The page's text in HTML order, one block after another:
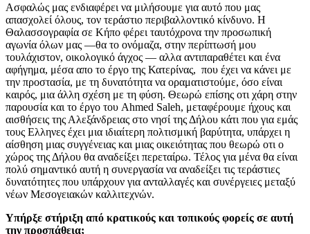
Ασφαλώς μας ενδιαφέρει να μιλήσουμε για αυτό που μας
απασχολεί όλους, τον τεράστιο περιβαλλοντικό κίνδυνο. Η
Θαλασσογραφία σε Κήπο φέρει ταυτόχρονα την προσωπική
αγωνία όλων μας —θα το ονόμαζα, στην περίπτωσή μου
τουλάχιστον, οικολογικό άγχος — αλλα αντιπαραθέτει και ένα
αφήγημα, μέσα απο το έργο της Κατερίνας, που έχει να κάνει με
την προστασία, με τη δυνατότητα να οραματιστούμε, όσο είναι
καιρός, μια άλλη σχέση με τη φύση. Θεωρώ επίσης οτι χάρη στην
παρουσία και το έργο του Ahmed Saleh, μεταφέρουμε ήχους και
αισθήσεις της Αλεξάνδρειας στο νησί της Δήλου κάτι που για εμάς
τους Ελληνες έχει μια ιδιαίτερη πολτισμική βαρύτητα, υπάρχει η
αίσθηση μιας συγγένειας και μιας οικειότητας που θεωρώ οτι ο
χώρος της Δήλου θα αναδείξει περεταίρω. Τέλος για μένα θα είναι
πολύ σημαντικό αυτή η συνεργασία να αναδείξει τις τεράστιες
δυνατότητες που υπάρχουν για ανταλλαγές και συνέργειες μεταξύ
νέων Μεσογειακών καλλιτεχνών.
Υπήρξε στήριξη από κρατικούς και τοπικούς φορείς σε αυτή
την προσπάθεια;